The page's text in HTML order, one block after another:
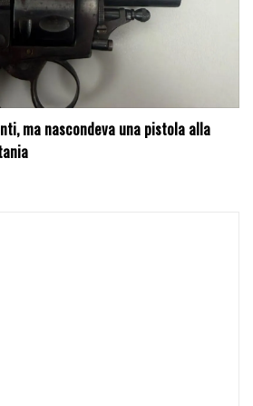
ma nascondeva una pistola alla